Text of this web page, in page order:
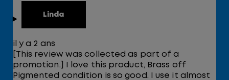
Linda
il y a 2 ans
[This review was collected as part of a
promotion.] I love this product, Brass off
Pigmented condition is so good. I use it almost